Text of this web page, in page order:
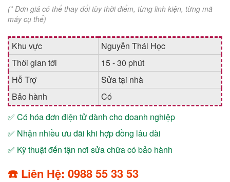
(* Đơn giá có thể thay đổi tùy thời điểm, từng linh kiện, từng mã
máy cụ thể)
Khu vực
Nguyễn Thái Học
Thời gian tới
15 - 30 phút
Hỗ Trợ
Sửa tại nhà
Bảo hành
Có
✅ Có hóa đơn điện tử dành cho doanh nghiệp
✅ Nhận nhiều ưu đãi khi hợp đồng lâu dài
✅ Kỹ thuật đến tận nơi sửa chữa có bảo hành
☎️ Liên Hệ: 0988 55 33 53